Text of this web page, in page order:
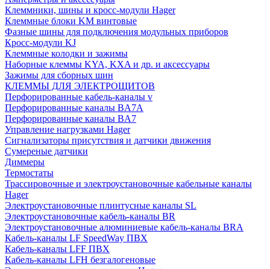
Клеммники, шины и кросс-модули Hager
Клеммные блоки KM винтовые
Фазные шины для подключения модульных приборов
Кросс-модули KJ
Клеммные колодки и зажимы
Наборные клеммы KYA, KXA и др. и аксессуары
Зажимы для сборных шин
КЛЕММЫ ДЛЯ ЭЛЕКТРОЩИТОВ
Перфорированные кабель-каналы v
Перфорированные каналы BA7A
Перфорированные каналы BA7
Управление нагрузками Hager
Сигнализаторы присутствия и датчики движения
Сумереные датчики
Диммеры
Термостаты
Трассировочные и электроустановочные кабельные каналы
Hager
Электроустановочные плинтусные каналы SL
Электроустановочные кабель-каналы BR
Электроустановочные алюминиевые кабель-каналы BRA
Кабель-каналы LF SpeedWay ПВХ
Кабель-каналы LFF ПВХ
Кабель-каналы LFH безгалогеновые